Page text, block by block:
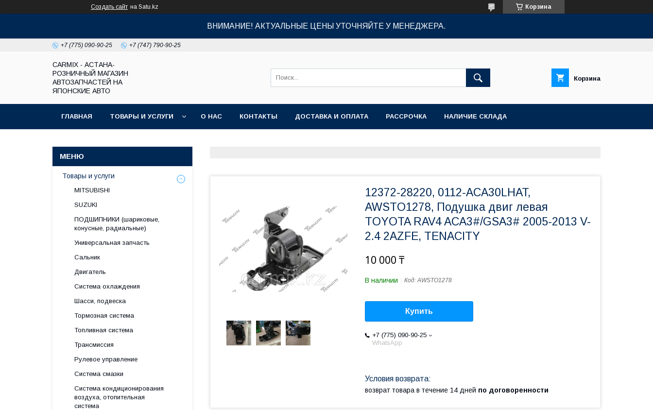
Создать сайт на Satu.kz Корзина
ВНИМАНИЕ! АКТУАЛЬНЫЕ ЦЕНЫ УТОЧНЯЙТЕ У МЕНЕДЖЕРА.
+7 (775) 090-90-25 +7 (747) 790-90-25
СARMIX - АСТАНА-
РОЗНИЧНЫЙ МАГАЗИН
АВТОЗАПЧАСТЕЙ НА
ЯПОНСКИЕ АВТО
Корзина
ГЛАВНАЯ ТОВАРЫ И УСЛУГИ О НАС КОНТАКТЫ ДОСТАВКА И ОПЛАТА РАССРОЧКА НАЛИЧИЕ СКЛАДА
12372-28220, 0112-ACA30LHAT,
AWSTO1278, Подушка двиг левая
TOYOTA RAV4 ACA3#/GSA3# 2005-2013 V-
2.4 2AZFE, TENACITY
10 000 ₸
В наличии Код:AWSTO1278
Купить
+7 (775) 090-90-25
WhatsApp
возврат товара в течение 14 дней по договоренности
Товары и услуги
MITSUBISHI
SUZUKI
ПОДШИПНИКИ (шариковые,
конусные, радиальные)
Универсальная запчасть
Сальник
Двигатель
Система охлаждения
Шасси, подвеска
Тормозная система
Топливная система
Трансмиссия
Рулевое управление
Система смазки
Система кондиционирования
воздуха, отопительная
система